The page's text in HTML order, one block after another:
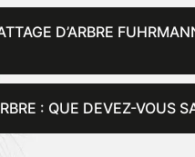
D’ARBRE
: QUE DEVEZ-VOUS